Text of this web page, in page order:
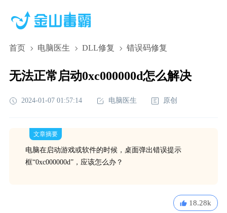
首页 电脑医生 DLL修复 错误码修复
无法正常启动0xc000000d怎么解决
2024-01-07 01:57:14 电脑医生 原创
文章摘要
电脑在启动游戏或软件的时候，桌面弹出错误提示
框“0xc000000d”，应该怎么办？
18.28k